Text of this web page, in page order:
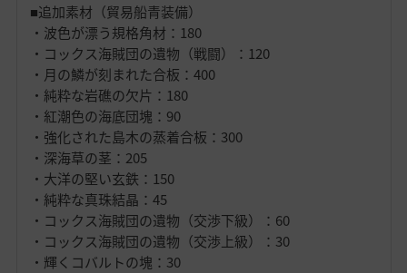
■追加素材（貿易船青装備）
・波色が漂う規格角材：180
・コックス海賊団の遺物（戦闘）：120
・月の鱗が刻まれた合板：400
・純粋な岩礁の欠片：180
・紅潮色の海底団塊：90
・強化された島木の蒸着合板：300
・深海草の茎：205
・大洋の堅い玄鉄：150
・純粋な真珠結晶：45
・コックス海賊団の遺物（交渉下級）：60
・コックス海賊団の遺物（交渉上級）：30
・輝くコバルトの塊：30